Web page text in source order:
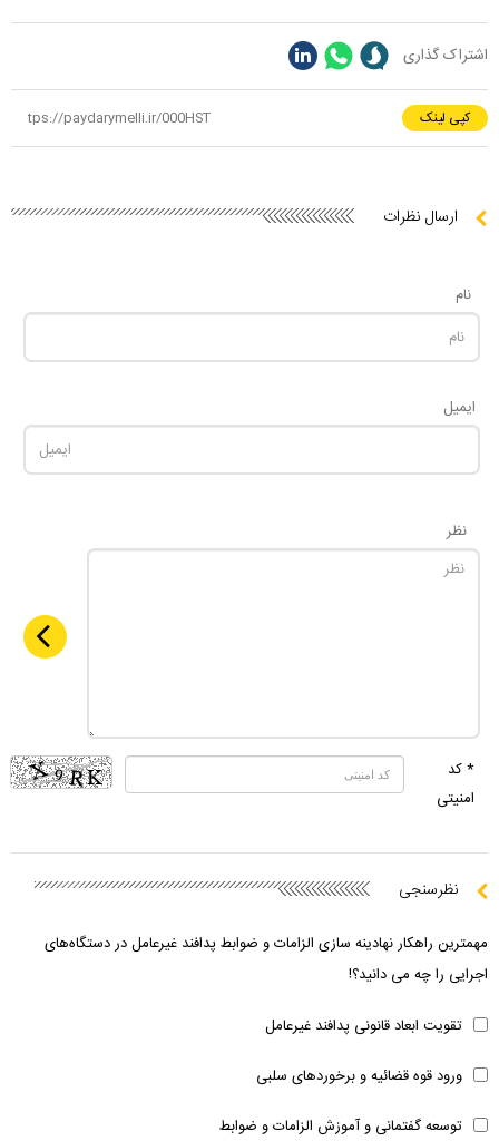
اشتراک گذاری
کپی لینک
ارسال نظرات
نام
ایمیل
نظر
* کد
امنیتی
نظرسنجی
مهمترین راهکار نهادینه سازی الزامات و ضوابط پدافند غیرعامل در دستگاه‌های
اجرایی را چه می دانید؟!
تقویت ابعاد قانونی پدافند غیرعامل
ورود قوه قضائیه و برخوردهای سلبی
توسعه گفتمانی و آموزش الزامات و ضوابط